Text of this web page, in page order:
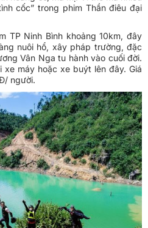
cốc” trong phim Thần điêu đại
TP Ninh Bình khoảng 10km, đây
nuôi hổ, xây pháp trường, đặc
Vân Nga tu hành vào cuối đời.
máy hoặc xe buýt lên đây. Giá
người.